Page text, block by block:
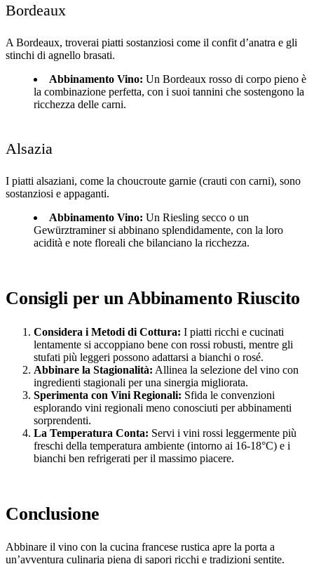
Bordeaux
A Bordeaux, troverai piatti sostanziosi come il confit d’anatra e gli
stinchi di agnello brasati.
Abbinamento Vino: Un Bordeaux rosso di corpo pieno è
la combinazione perfetta, con i suoi tannini che sostengono la
ricchezza delle carni.
Alsazia
I piatti alsaziani, come la choucroute garnie (crauti con carni), sono
sostanziosi e appaganti.
Abbinamento Vino: Un Riesling secco o un
Gewürztraminer si abbinano splendidamente, con la loro
acidità e note floreali che bilanciano la ricchezza.
Consigli per un Abbinamento Riuscito
Considera i Metodi di Cottura: I piatti ricchi e cucinati
lentamente si accoppiano bene con rossi robusti, mentre gli
stufati più leggeri possono adattarsi a bianchi o rosé.
Abbinare la Stagionalità: Allinea la selezione del vino con
ingredienti stagionali per una sinergia migliorata.
Sperimenta con Vini Regionali: Sfida le convenzioni
esplorando vini regionali meno conosciuti per abbinamenti
sorprendenti.
La Temperatura Conta: Servi i vini rossi leggermente più
freschi della temperatura ambiente (intorno ai 16-18°C) e i
bianchi ben refrigerati per il massimo piacere.
Conclusione
Abbinare il vino con la cucina francese rustica apre la porta a
un’avventura culinaria piena di sapori ricchi e tradizioni sentite.